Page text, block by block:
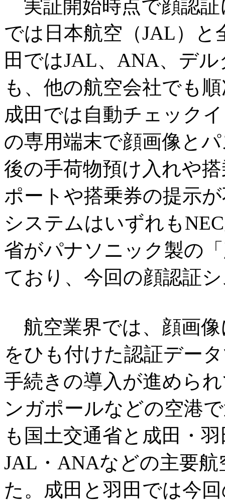
実証開始時点で顔認証
では日本航空（JAL）
田ではJAL、ANA、デ
も、他の航空会社でも
成田では自動チェック
の専用端末で顔画像と
後の手荷物預け入れや
ポートや搭乗券の提示
システムはいずれも
省がパナソニック製の
ており、今回の顔認証
航空業界では、顔画
をひも付けた認証デー
手続きの導入が進めら
ンガポールなどの空港
も国土交通省と成田・
JAL・ANAなどの主要
た。成田と羽田では今